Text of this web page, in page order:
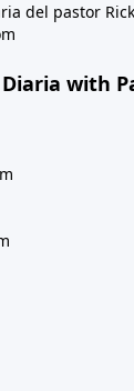
del pastor
with